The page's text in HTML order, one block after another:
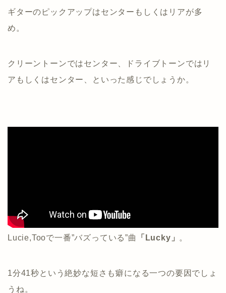
ギターのピックアップはセンターもしくはリアが多
め。
クリーントーンではセンター、ドライブトーンではリ
アもしくはセンター、といった感じでしょうか。
Lucie,Tooで一番”バズっている”曲 「Lucky」 。
1分41秒という絶妙な短さも癖になる一つの要因でしょ
うね。